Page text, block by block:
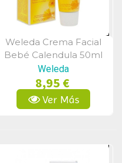
Vista Rápida
Weleda Crema Facial
Bebé Calendula 50ml
Weleda
8,95 €
Ver Más